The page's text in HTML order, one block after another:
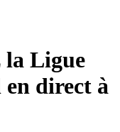
la Ligue
en direct à